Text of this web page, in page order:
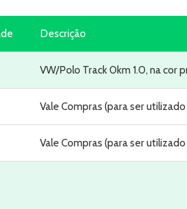
Descrição
VW/Polo Track 0km 1.0, na
Vale Compras (para ser
Vale Compras (para ser